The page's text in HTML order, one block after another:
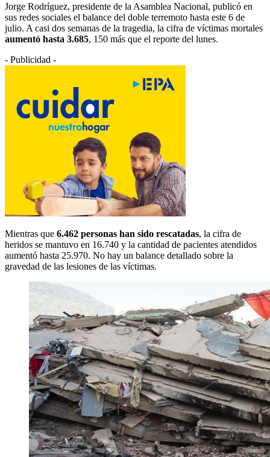
Jorge Rodríguez, presidente de la Asamblea Nacional, publicó en
sus redes sociales el balance del doble terremoto hasta este 6 de
julio. A casi dos semanas de la tragedia, la cifra de víctimas mortales
aumentó hasta 3.685, 150 más que el reporte del lunes.
- Publicidad -
Mientras que 6.462 personas han sido rescatadas, la cifra de
heridos se mantuvo en 16.740 y la cantidad de pacientes atendidos
aumentó hasta 25.970. No hay un balance detallado sobre la
gravedad de las lesiones de las víctimas.